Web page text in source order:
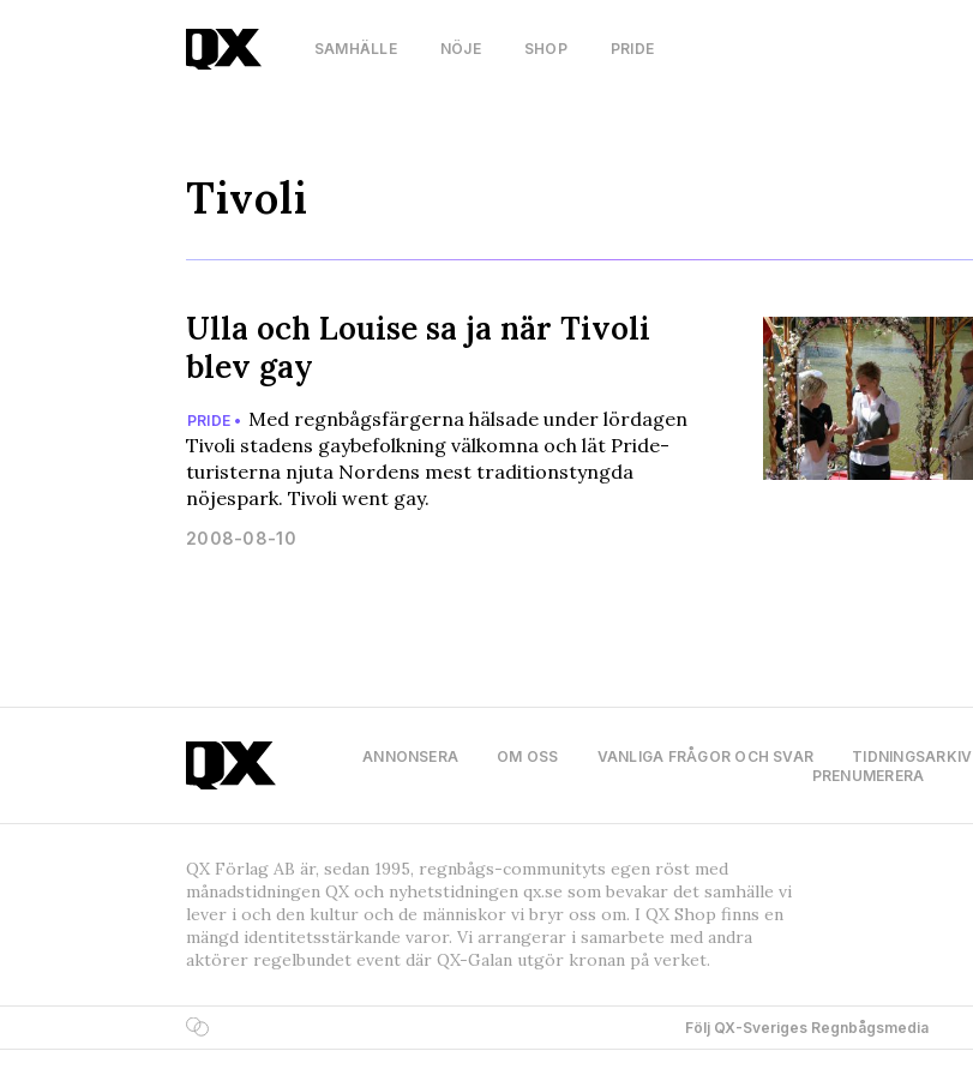
SAMHÄLLE NÖJE SHOP PRIDE
Tivoli
Ulla och Louise sa ja när Tivoli
blev gay
PRIDE • Med regnbågsfärgerna hälsade under lördagen
Tivoli stadens gaybefolkning välkomna och lät Pride-
turisterna njuta Nordens mest traditionstyngda
nöjespark. Tivoli went gay.
2008-08-10
ANNONSERA OM OSS VANLIGA FRÅGOR OCH SVAR TIDNINGSARKIV
PRENUMERERA
QX Förlag AB är, sedan 1995, regnbågs-communityts egen röst med
månadstidningen QX och nyhetstidningen qx.se som bevakar det samhälle vi
lever i och den kultur och de människor vi bryr oss om. I QX Shop finns en
mängd identitetsstärkande varor. Vi arrangerar i samarbete med andra
aktörer regelbundet event där QX-Galan utgör kronan på verket.
Följ QX-Sveriges Regnbågsmedia